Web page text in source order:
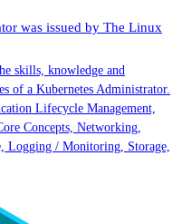
was issued by The Linux
skills, knowledge and
of a Kubernetes Administrator.
Lifecycle Management,
Concepts, Networking,
Logging / Monitoring, Storage,